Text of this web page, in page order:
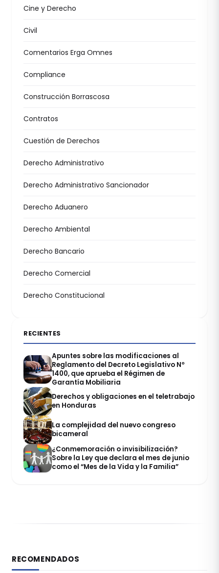
Cine y Derecho
Civil
Comentarios Erga Omnes
Compliance
Construcción Borrascosa
Contratos
Cuestión de Derechos
Derecho Administrativo
Derecho Administrativo Sancionador
Derecho Aduanero
Derecho Ambiental
Derecho Bancario
Derecho Comercial
Derecho Constitucional
RECIENTES
Apuntes sobre las modificaciones al
Reglamento del Decreto Legislativo Nº
1400, que aprueba el Régimen de
Garantía Mobiliaria
Derechos y obligaciones en el teletrabajo
en Honduras
La complejidad del nuevo congreso
bicameral
¿Conmemoración o invisibilización?
Sobre la Ley que declara el mes de junio
como el “Mes de la Vida y la Familia”
RECOMENDADOS
DERECHO REGISTRAL